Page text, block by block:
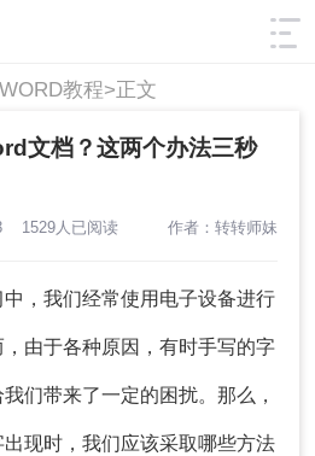
筛选
教程>正文
文档？这两个办法三秒
1529人已阅读 作者：转转师妹
，我们经常使用电子设备进行
由于各种原因，有时手写的字
们带来了一定的困扰。那么，
现时，我们应该采取哪些方法